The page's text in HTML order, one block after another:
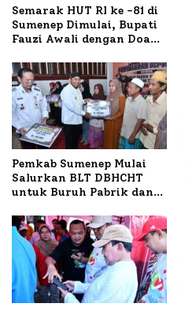
Semarak HUT RI ke -81 di
Sumenep Dimulai, Bupati
Fauzi Awali dengan Doa
Terbakar
Pemkab Sumenep Mulai
Salurkan BLT DBHCHT
untuk Buruh Pabrik dan